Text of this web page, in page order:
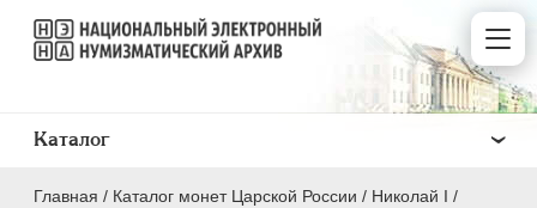
Главная / Каталог монет Царской России / Николай I /
Каталог